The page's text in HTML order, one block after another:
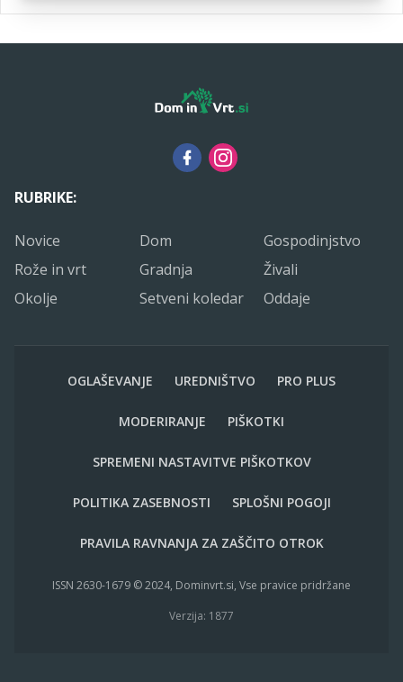
RUBRIKE:
Novice Dom
Gospodinjstvo
Rože in vrt
Gradnja
Živali
Okolje
Setveni koledar Oddaje
OGLAŠEVANJE UREDNIŠTVO PRO PLUS
MODERIRANJE PIŠKOTKI
SPREMENI NASTAVITVE PIŠKOTKOV
POLITIKA ZASEBNOSTI SPLOŠNI POGOJI
PRAVILA RAVNANJA ZA ZAŠČITO OTROK
ISSN 2630-1679 © 2024, Dominvrt.si, Vse pravice pridržane
Verzija: 1877